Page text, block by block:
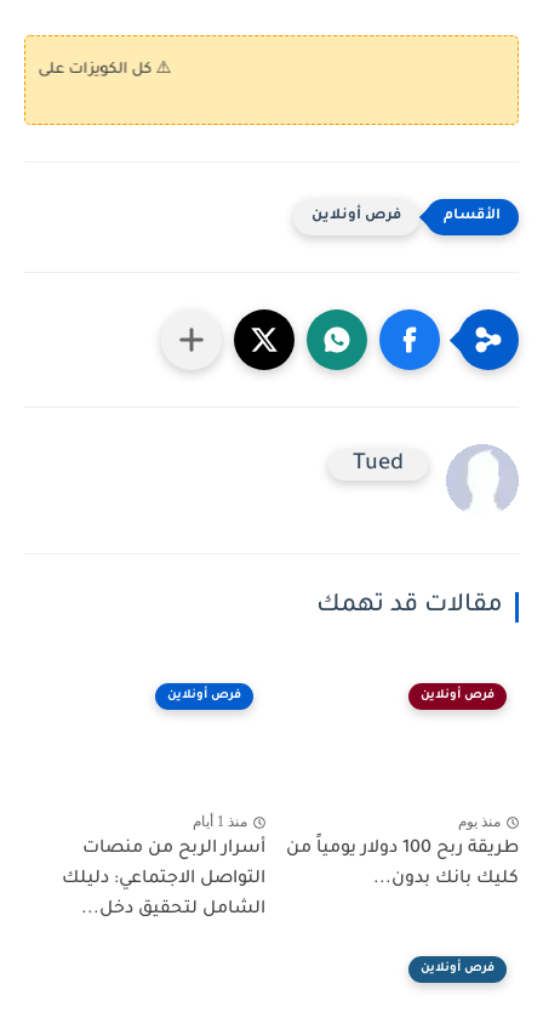
⚠️ كل الكويزات على موقع "كويز
فرص أونلاين
Tued
مقالات قد تهمك
فرص أونلاين
منذ يوم
طريقة ربح 100 دولار يومياً من
كليك بانك بدون...
فرص أونلاين
منذ 1 أيام
أسرار الربح من منصات
التواصل الاجتماعي: دليلك
الشامل لتحقيق دخل...
فرص أونلاين